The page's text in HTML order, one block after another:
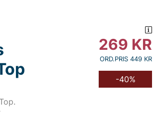
269 KR
ORD.PRIS 449 KR
-40%